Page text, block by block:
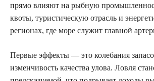
прямо влияют на рыбную
квоты, туристическую отрасль и
регионах, где море служит главной
Первые эффекты — это колебания
изменчивость качества улова. Ловля